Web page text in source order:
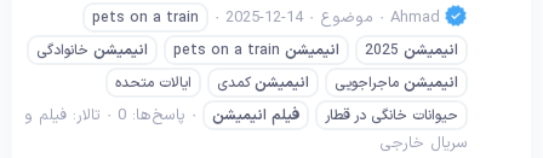
Ahmad
موضوع 2025-12-14
pets on a train
انیمیشن
انیمیشن انیمیشن خانوادگی
انیمیشن ماجراجویی انیمیشنکمدی
ایالات متحده
حیوانات خانگی در قطار
فیلم انیمیشن پاسخ‌ها: 0 تالار: فیلم و
سریال خارجی